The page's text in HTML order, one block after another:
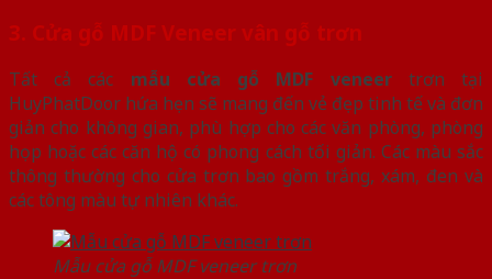
3. Cửa gỗ MDF Veneer vân gỗ trơn
Tất cả các mẫu cửa gỗ MDF veneertrơn tại
HuyPhatDoor hứa hẹn sẽ mang đến vẻ đẹp tinh tế và đơn
giản cho không gian, phù hợp cho các văn phòng, phòng
họp hoặc các căn hộ có phong cách tối giản. Các màu sắc
thông thường cho cửa trơn bao gồm trắng, xám, đen và
các tông màu tự nhiên khác.
Mẫu cửa gỗ MDF veneer trơn